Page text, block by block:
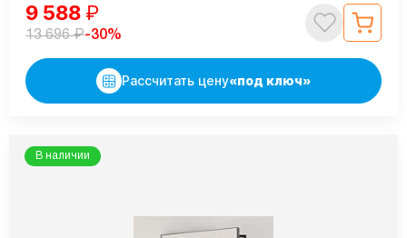
9 588 ₽
13 696₽-30%
Рассчитать цену«под ключ»
В наличии